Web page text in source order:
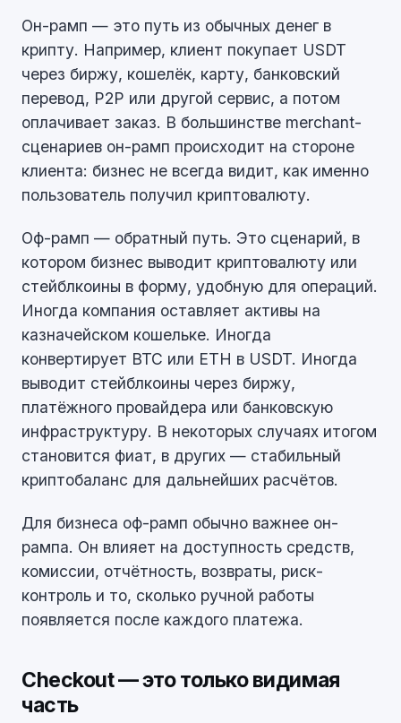
Он-рамп — это путь из обычных денег в
крипту. Например, клиент покупает USDT
через биржу, кошелёк, карту, банковский
перевод, P2P или другой сервис, а потом
оплачивает заказ. В большинстве merchant-
сценариев он-рамп происходит на стороне
клиента: бизнес не всегда видит, как именно
пользователь получил криптовалюту.
Оф-рамп — обратный путь. Это сценарий, в
котором бизнес выводит криптовалюту или
стейблкоины в форму, удобную для операций.
Иногда компания оставляет активы на
казначейском кошельке. Иногда
конвертирует BTC или ETH в USDT. Иногда
выводит стейблкоины через биржу,
платёжного провайдера или банковскую
инфраструктуру. В некоторых случаях итогом
становится фиат, в других — стабильный
криптобаланс для дальнейших расчётов.
Для бизнеса оф-рамп обычно важнее он-
рампа. Он влияет на доступность средств,
комиссии, отчётность, возвраты, риск-
контроль и то, сколько ручной работы
появляется после каждого платежа.
Checkout — это только видимая
часть